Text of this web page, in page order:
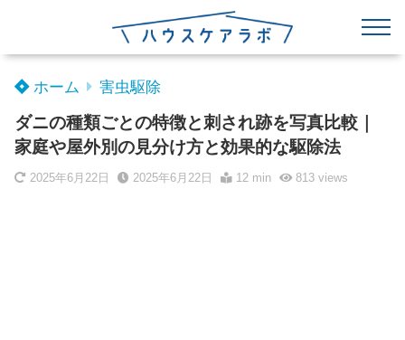
ホーム 害虫駆除
ダニの種類ごとの特徴と刺され跡を写真比較｜
家庭や屋外別の見分け方と効果的な駆除法
2025年6月22日 2025年6月22日 12 min 813views